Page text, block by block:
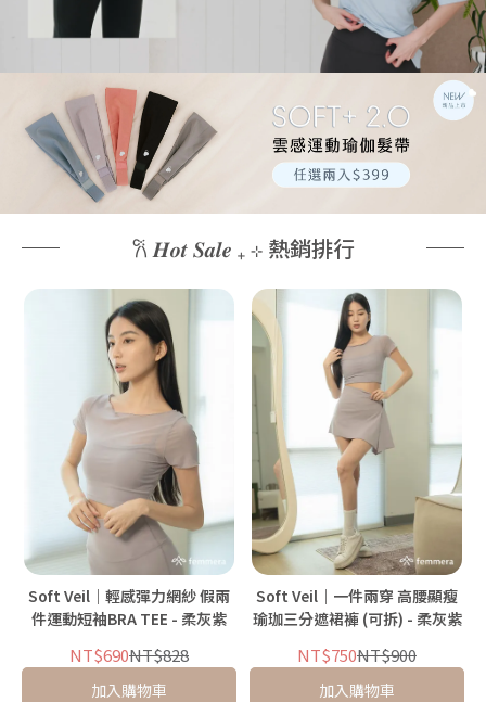
𐙚 𝑯𝒐𝒕 𝑺𝒂𝒍𝒆 ₊ ⊹ 熱銷排行
Soft Veil｜輕感彈力網紗 假兩
件運動短袖BRA TEE - 柔灰紫
NT$690NT$828
加入購物車
Soft Veil｜一件兩穿 高腰顯瘦
瑜珈三分遮裙褲 (可拆) - 柔灰紫
NT$750NT$900
加入購物車